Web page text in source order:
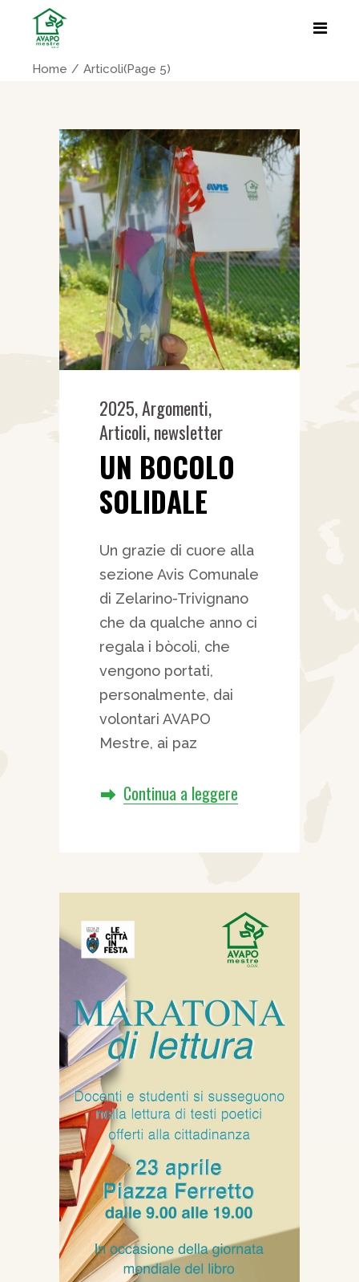
Home Articoli(Page 5)
2025,Argomenti,
Articoli,newsletter
UN BOCOLO
SOLIDALE
Un grazie di cuore alla
sezione Avis Comunale
di Zelarino-Trivignano
che da qualche anno ci
regala i bòcoli, che
vengono portati,
personalmente, dai
volontari AVAPO
Mestre, ai paz
Continua a leggere